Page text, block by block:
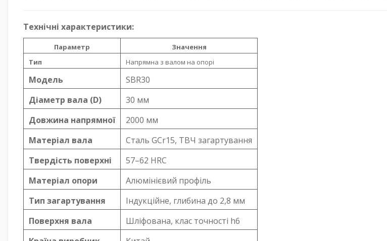
Технічні характеристики:
Параметр
Значення
Тип
Напрямна з валом на опорі
Модель
SBR30
Діаметр вала (D)
30 мм
Довжина напрямної
2000 мм
Матеріал вала
Сталь GCr15, ТВЧ загартування
Твердість поверхні
57–62 HRC
Матеріал опори
Алюмінієвий профіль
Тип загартування
Індукційне, глибина до 2,8 мм
Поверхня вала
Шліфована, клас точності h6